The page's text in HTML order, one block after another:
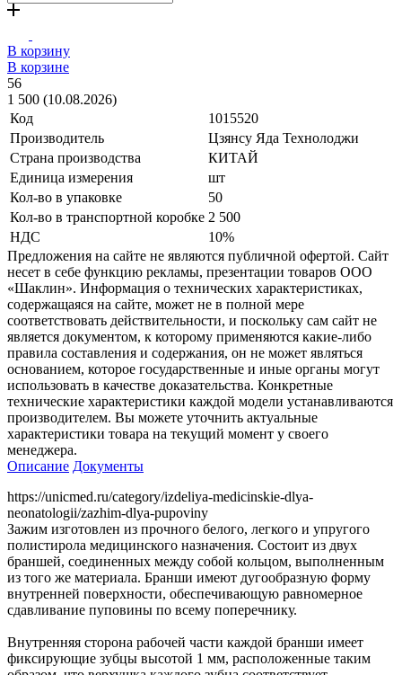
В корзину
В корзине
56
1 500 (10.08.2026)
Код
1015520
Производитель
Цзянсу Яда Технолоджи
Страна производства
КИТАЙ
Единица измерения
шт
Кол-во в упаковке
50
Кол-во в транспортной коробке 2 500
НДС
10%
Предложения на сайте не являются публичной офертой. Сайт
несет в себе функцию рекламы, презентации товаров ООО
«Шаклин». Информация о технических характеристиках,
содержащаяся на сайте, может не в полной мере
соответствовать действительности, и поскольку сам сайт не
является документом, к которому применяются какие-либо
правила составления и содержания, он не может являться
основанием, которое государственные и иные органы могут
использовать в качестве доказательства. Конкретные
технические характеристики каждой модели устанавливаются
производителем. Вы можете уточнить актуальные
характеристики товара на текущий момент у своего
менеджера.
Описание Документы
https://unicmed.ru/category/izdeliya-medicinskie-dlya-
neonatologii/zazhim-dlya-pupoviny
Зажим изготовлен из прочного белого, легкого и упругого
полистирола медицинского назначения. Состоит из двух
браншей, соединенных между собой кольцом, выполненным
из того же материала. Бранши имеют дугообразную форму
внутренней поверхности, обеспечивающую равномерное
сдавливание пуповины по всему поперечнику.
Внутренняя сторона рабочей части каждой бранши имеет
фиксирующие зубцы высотой 1 мм, расположенные таким